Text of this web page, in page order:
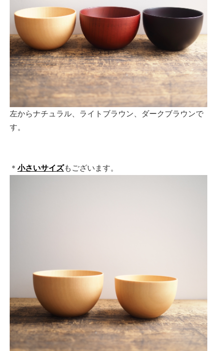
左からナチュラル、ライトブラウン、ダークブラウンで
す。
＊ 小さいサイズもございます。